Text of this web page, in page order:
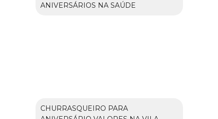
ANIVERSÁRIOS NA SAÚDE
CHURRASQUEIRO PARA